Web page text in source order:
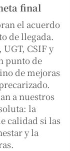
final
el acuerdo
de llegada.
CSIF y
punto de
de mejoras
a nuestros
la
calidad si las
y la